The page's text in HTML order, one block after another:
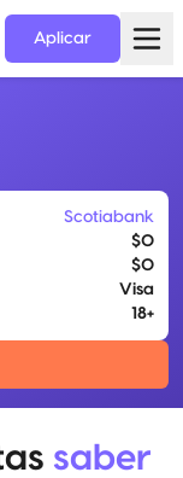
Aplicar
Scotiabank
$0
$0
Visa
18+
saber